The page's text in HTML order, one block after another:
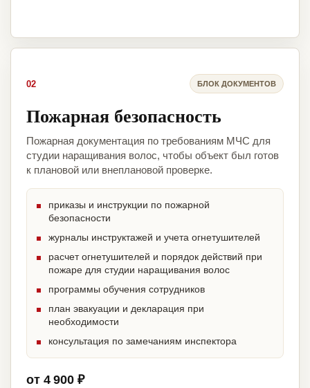
02 БЛОК ДОКУМЕНТОВ
Пожарная безопасность
Пожарная документация по требованиям МЧС для
студии наращивания волос, чтобы объект был готов
к плановой или внеплановой проверке.
приказы и инструкции по пожарной
безопасности
журналы инструктажей и учета огнетушителей
расчет огнетушителей и порядок действий при
пожаре для студии наращивания волос
программы обучения сотрудников
план эвакуации и декларация при
необходимости
консультация по замечаниям инспектора
от 4 900 ₽